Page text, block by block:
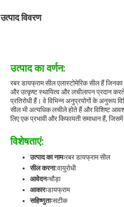
उत्पाद विवरण
उत्पाद का वर्णन:
रबर डायफ्राम सील एलास्टोमेरिक सील हैं
और उत्कृष्ट स्थायित्व और लचीलापन प्रदान
प्रतिरोधी हैं। वे विभिन्न अनुप्रयोगों के अनुरूप
सील भी अत्यधिक लचीले होते हैं और विशिष्ट
लिए एक प्रभावी और किफायती समाधान हैं,
विशेषताएं:
उत्पाद का नामःरबर डायफ्राम सील
सील करना:वायुरोधी
आवेदनःचौड़ा
आकारःडायफ्राम
सहिष्णुताःसटीक